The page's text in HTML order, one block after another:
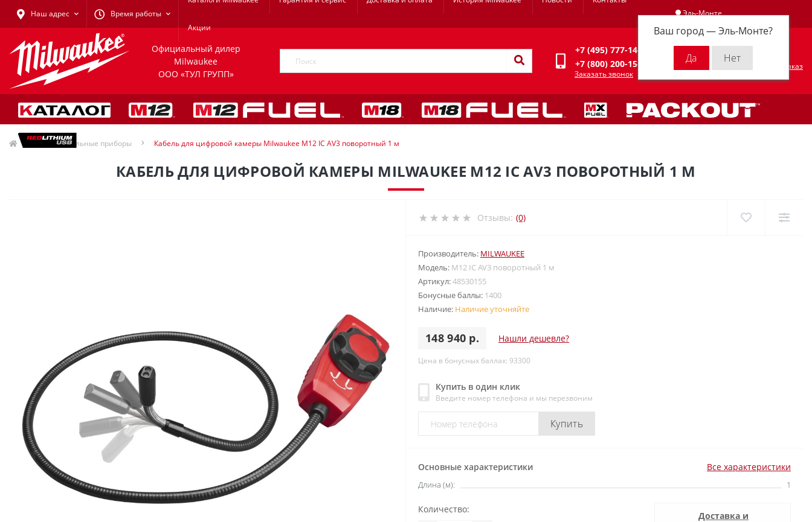
Наш адрес Время работы
Акции
Эль-Монте
Ваш город —Эль-Монте?
Личный кабинет
Официальный дилер
Milwaukee
ООО «ТУЛ ГРУПП»
+7 (495) 777-14-94
+7 (800) 200-15-94
Заказать звонок
Оформить заказ
Измерительные приборы Кабель для цифровой камеры Milwaukee M12 IC AV3 поворотный 1 м
КАБЕЛЬ ДЛЯ ЦИФРОВОЙ КАМЕРЫ MILWAUKEE M12 IC AV3 ПОВОРОТНЫЙ 1 М
Отзывы: (0)
Производитель: MILWAUKEE
Модель: M12 IC AV3 поворотный 1 м
Артикул:48530155
Бонусные баллы: 1400
Наличие: Наличие уточняйте
148 940 р. Нашли дешевле?
Цена в бонусных баллах: 93300
Купить в один клик
Введите номер телефона и мы перезвоним
Купить
Основные характеристики Все характеристики
Длина (м): 1
Количество:
Доставка и